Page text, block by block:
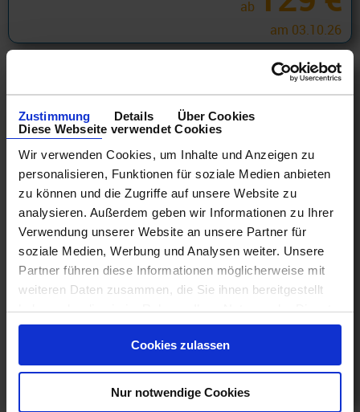
Zustimmung Details
Über Cookies
Diese Webseite verwendet Cookies
Wir verwenden Cookies, um Inhalte und Anzeigen zu
personalisieren, Funktionen für soziale Medien anbieten
zu können und die Zugriffe auf unsere Website zu
analysieren. Außerdem geben wir Informationen zu Ihrer
Verwendung unserer Website an unsere Partner für
soziale Medien, Werbung und Analysen weiter. Unsere
Partner führen diese Informationen möglicherweise mit
weiteren Daten zusammen, die Sie ihnen bereitgestellt
haben oder die sie im Rahmen Ihrer Nutzung der Dienste
gesammelt haben.
Cookies zulassen
Nur notwendige Cookies
ab
am 03.10.26
Alaska Kreuzfahrten ab Vancouver
15.08.26 - 31.08.28
ab149 €